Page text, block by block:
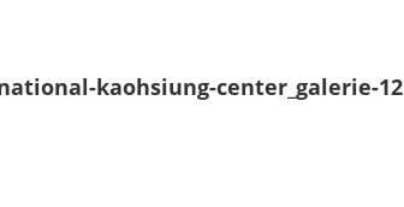
kaohsiung-center_galerie-12